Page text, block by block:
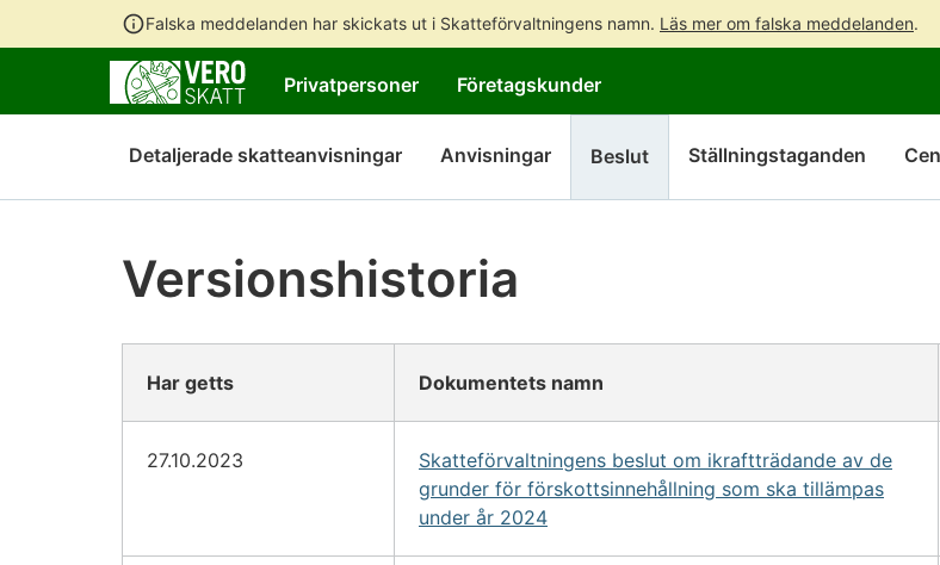
Falska meddelanden har skickats ut i Skatteförvaltningens namn. Läs mer om falska meddelanden.
till
innehållet
hela
webbplatsens
Privatpersoner Företagskunder
Detaljerade skatteanvisningar Anvisningar Beslut Ställningstaganden
Versionshistoria
Har getts Dokumentets namn
27.10.2023
Skatteförvaltningens beslut om ikraftträdande av de
grunder för förskottsinnehållning som ska tillämpas
under år 2024